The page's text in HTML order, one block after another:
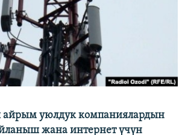
айрым уюлдук компаниялардын
жана интернет үчүн